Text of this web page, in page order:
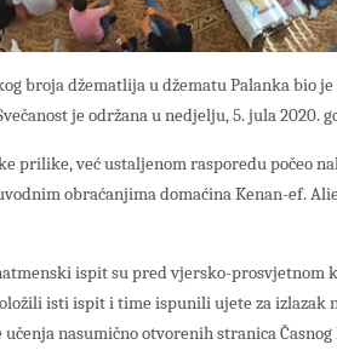
broja džematlija u džematu Palanka bio
je održana u nedjelju, 5. jula 2020.
prilike, već ustaljenom rasporedu počeo
obraćanjima domaćina Kenan-ef.
ispit su pred vjersko-prosvjetnom
isti ispit i time ispunili ujete za izlazak
nasumično otvorenih stranica